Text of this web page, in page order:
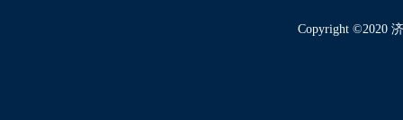
Copyright ©2020